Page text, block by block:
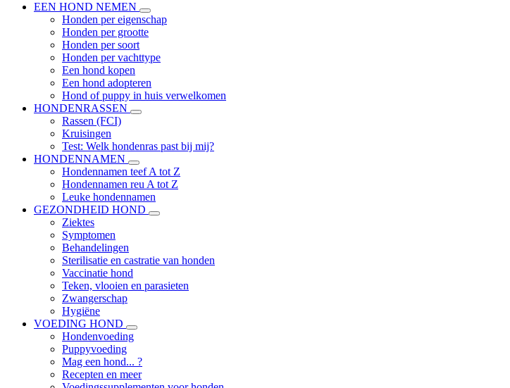
EEN HOND NEMEN
Honden per eigenschap
Honden per grootte
Honden per soort
Honden per vachttype
Een hond kopen
Een hond adopteren
Hond of puppy in huis verwelkomen
HONDENRASSEN
Rassen (FCI)
Kruisingen
Test: Welk hondenras past bij mij?
HONDENNAMEN
Hondennamen teef A tot Z
Hondennamen reu A tot Z
Leuke hondennamen
GEZONDHEID HOND
Ziektes
Symptomen
Behandelingen
Sterilisatie en castratie van honden
Vaccinatie hond
Teken, vlooien en parasieten
Zwangerschap
Hygiëne
VOEDING HOND
Hondenvoeding
Puppyvoeding
Mag een hond... ?
Recepten en meer